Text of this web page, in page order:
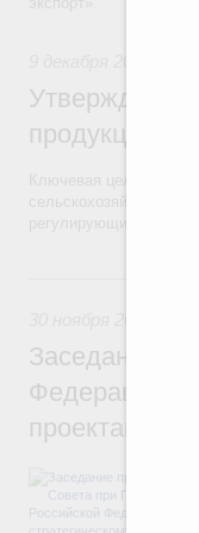
Утверждён
продукции
Ключевая цель
регулирующих
Заседание
Федерации
проектам